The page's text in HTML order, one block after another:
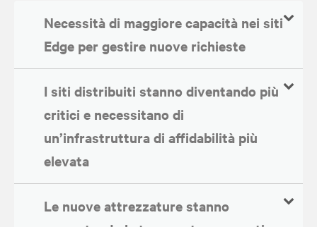
Necessità di maggiore capacità nei siti
Edge per gestire nuove richieste
I siti distribuiti stanno diventando più
critici e necessitano di
un’infrastruttura di affidabilità più
elevata
Le nuove attrezzature stanno